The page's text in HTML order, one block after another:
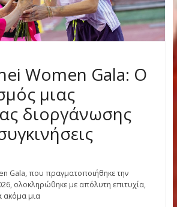
Women Gala:
μιας
διοργάνωσης
συγκινήσεις